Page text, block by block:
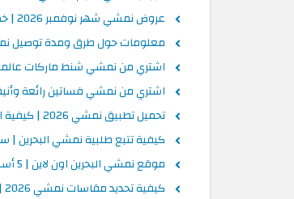
عروض نمشي شهر نوفمبر 2026 | خصم 90% من متاجر البحرين
معلومات حول طرق ومدة توصيل
اشتري من نمشي شنط ماركات
اشتري من نمشي فساتين رائعة
تحميل تطبيق نمشي 2026 | كيفية الشراء خطوة بخطوة
كيفية تتبع طلبية نمشي البحرين |
موقع نمشي البحرين اون لاين | 5 أسباب للتسوق مع نمشي
كيفية تحديد مقاسات نمشي 2026 | طريق إستعمال مقاسات نمشي